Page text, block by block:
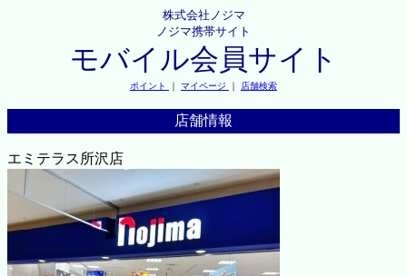
株式会社ノジマ
ノジマ携帯サイト
モバイル会員サイト
ポイント ｜ マイページ ｜ 店舗検索
店舗情報
エミテラス所沢店